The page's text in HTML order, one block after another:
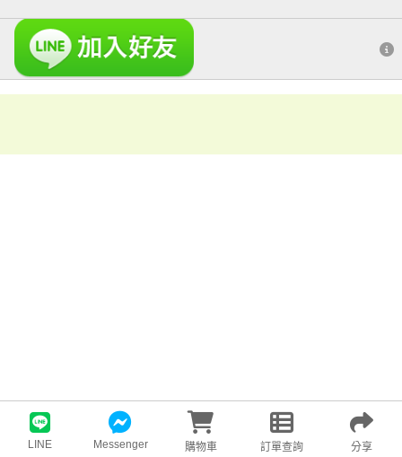
LINE Messenger 購物車 訂單查詢 分享